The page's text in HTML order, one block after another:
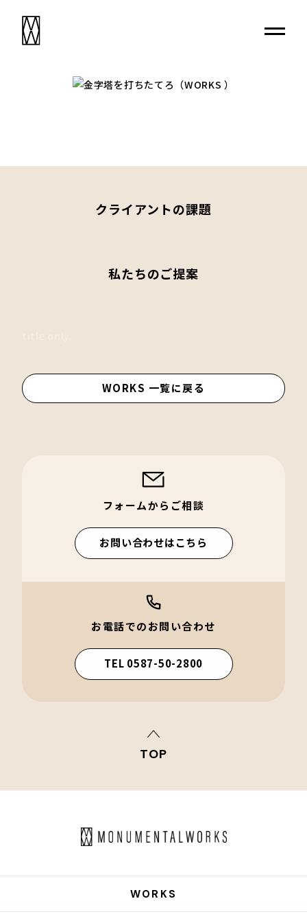
クライアントの課題
私たちのご提案
WORKS 一覧に戻る
フォームからご相談
お問い合わせはこちら
お電話でのお問い合わせ
TEL 0587-50-2800
TOP
WORKS